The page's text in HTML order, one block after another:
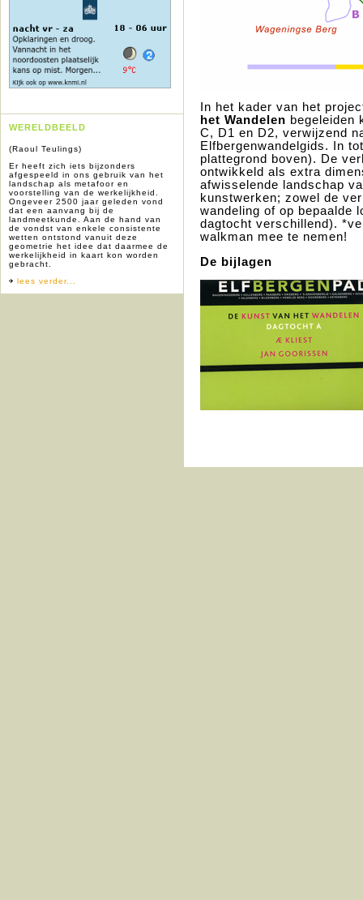
WERELDBEELD
(Raoul Teulings)
Er heeft zich iets bijzonders
afgespeeld in ons gebruik van het
landschap als metafoor en
voorstelling van de werkelijkheid.
Ongeveer 2500 jaar geleden vond
dat een aanvang bij de
landmeetkunde. Aan de hand van
de vondst van enkele consistente
wetten ontstond vanuit deze
geometrie het idee dat daarmee de
werkelijkheid in kaart kon worden
gebracht.
lees verder...
In het kader van het
het Wandelen begeleiden
C, D1 en D2, verwijzend
Elfbergenwandelgids. In
plattegrond boven). De
ontwikkeld als extra
afwisselende landschap
kunstwerken; zowel de
wandeling of op bepaalde
dagtocht verschillend).
walkman mee te nemen!
De bijlagen